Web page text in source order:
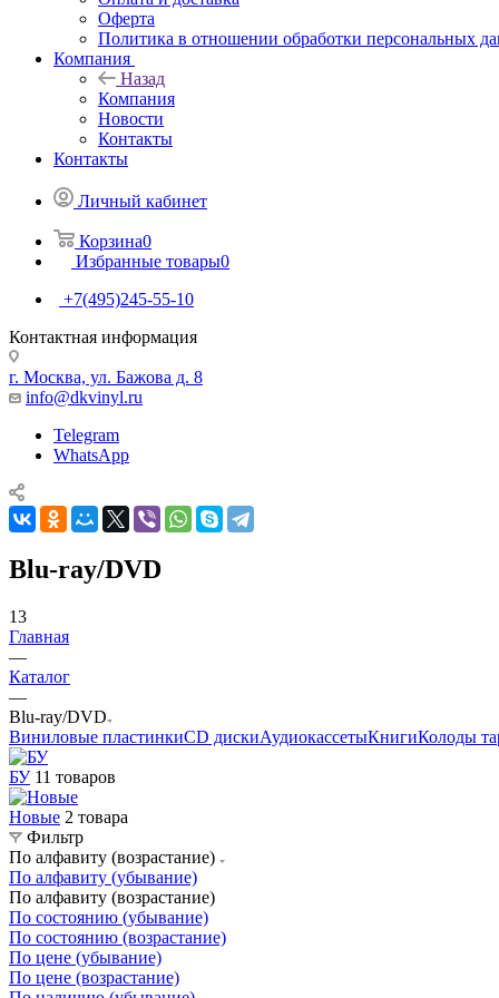
Оферта
Политика в отношении обработки персональных
Компания
Назад
Компания
Новости
Контакты
Контакты
Личный кабинет
Корзина0
Избранные товары0
+7(495)245-55-10
Контактная информация
г. Москва, ул. Бажова д. 8
info@dkvinyl.ru
Telegram
WhatsApp
Blu-ray/DVD
13
Главная
—
Каталог
—
Blu-ray/DVD
Виниловые пластинкиCD дискиАудиокассетыКнигиКолоды
БУ 11 товаров
Новые 2 товара
Фильтр
По алфавиту (возрастание)
По алфавиту (убывание)
По алфавиту (возрастание)
По состоянию (убывание)
По состоянию (возрастание)
По цене (убывание)
По цене (возрастание)